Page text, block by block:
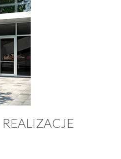
REALIZACJE